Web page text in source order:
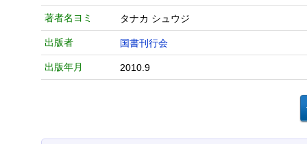
著者名ヨミ タナカ シュウジ
出版者 国書刊行会
出版年月 2010.9